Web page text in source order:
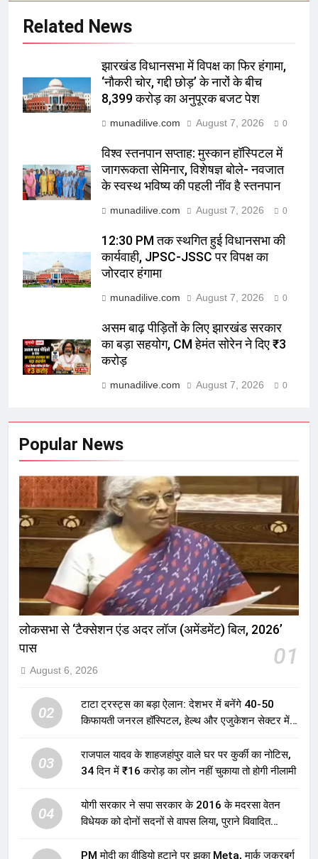
Related News
झारखंड विधानसभा में विपक्ष का फिर हंगामा,
‘नौकरी चोर, गद्दी छोड़’ के नारों के बीच
8,399 करोड़ का अनुपूरक बजट पेश
munadilive.com August 7, 2026 0
विश्व स्तनपान सप्ताह: मुस्कान हॉस्पिटल में
जागरूकता सेमिनार, विशेषज्ञ बोले- नवजात
के स्वस्थ भविष्य की पहली नींव है स्तनपान
munadilive.com August 7, 2026 0
12:30 PM तक स्थगित हुई विधानसभा की
कार्यवाही, JPSC-JSSC पर विपक्ष का
जोरदार हंगामा
munadilive.com August 7, 2026 0
असम बाढ़ पीड़ितों के लिए झारखंड सरकार
का बड़ा सहयोग, CM हेमंत सोरेन ने दिए ₹3
करोड़
munadilive.com August 7, 2026 0
Popular News
लोकसभा से ‘टैक्सेशन एंड अदर लॉज (अमेंडमेंट) बिल, 2026’
पास
01
August 6, 2026
02
टाटा ट्रस्ट्स का बड़ा ऐलान: देशभर में बनेंगे 40-50
किफायती जनरल हॉस्पिटल, हेल्थ और एजुकेशन सेक्टर में
03
राजपाल यादव के शाहजहांपुर वाले घर पर कुर्की का नोटिस,
34 दिन में ₹16 करोड़ का लोन नहीं चुकाया तो होगी नीलामी
04
योगी सरकार ने सपा सरकार के 2016 के मदरसा वेतन
विधेयक को दोनों सदनों से वापस लिया, पुराने विवादित
PM मोदी का वीडियो हटाने पर झुका Meta, मार्क जकरबर्ग